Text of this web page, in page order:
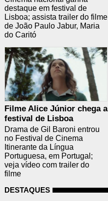
destaque em festival de
Lisboa; assista trailer do filme
de João Paulo Jabur, Maria
do Caritó
Filme Alice Júnior chega a
festival de Lisboa
Drama de Gil Baroni entrou
no Festival de Cinema
Itinerante da Língua
Portuguesa, em Portugal;
veja vídeo com trailer do
filme
DESTAQUES